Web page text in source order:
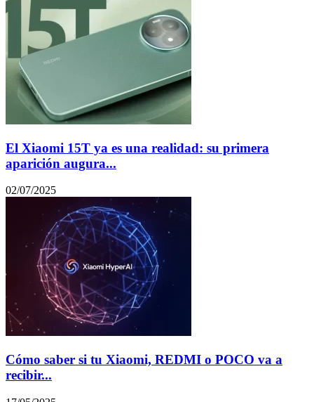
El Xiaomi 15T ya es una realidad: su primera
aparición augura...
02/07/2025
Cómo saber si tu Xiaomi, REDMI o POCO va a
recibir...